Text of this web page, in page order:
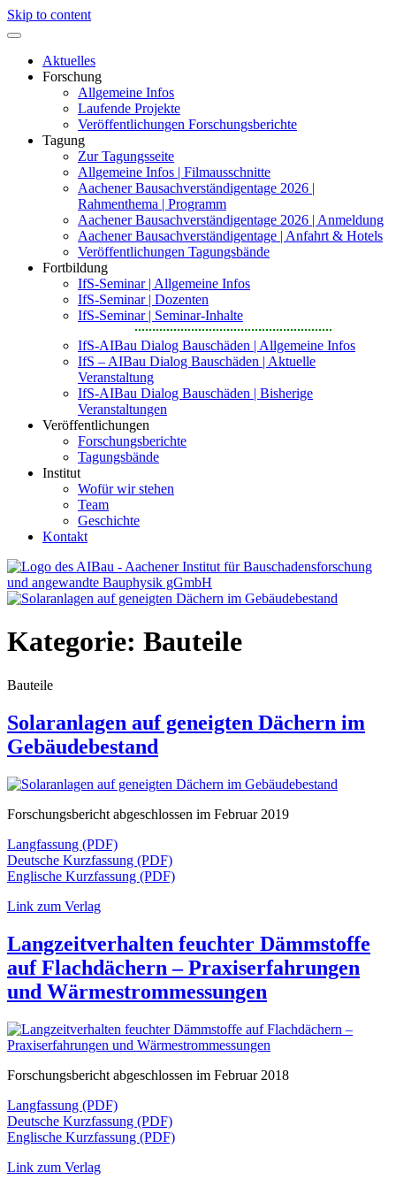
Skip to content
Aktuelles
Forschung
Allgemeine Infos
Laufende Projekte
Veröffentlichungen Forschungsberichte
Tagung
Zur Tagungsseite
Allgemeine Infos | Filmausschnitte
Aachener Bausachverständigentage 2026 |
Rahmenthema | Programm
Aachener Bausachverständigentage 2026 | Anmeldung
Aachener Bausachverständigentage | Anfahrt & Hotels
Veröffentlichungen Tagungsbände
Fortbildung
IfS-Seminar | Allgemeine Infos
IfS-Seminar | Dozenten
IfS-Seminar | Seminar-Inhalte
IfS-AIBau Dialog Bauschäden | Allgemeine Infos
IfS – AIBau Dialog Bauschäden | Aktuelle
Veranstaltung
IfS-AIBau Dialog Bauschäden | Bisherige
Veranstaltungen
Veröffentlichungen
Forschungsberichte
Tagungsbände
Institut
Wofür wir stehen
Team
Geschichte
Kontakt
angewandte Bauphysik
Kategorie: Bauteile
Bauteile
Solaranlagen auf geneigten Dächern im
Gebäudebestand
Forschungsbericht abgeschlossen im Februar 2019
Langfassung (PDF)
Deutsche Kurzfassung (PDF)
Englische Kurzfassung (PDF)
Link zum Verlag
Langzeitverhalten feuchter Dämmstoffe
auf Flachdächern – Praxiserfahrungen
und Wärmestrommessungen
Forschungsbericht abgeschlossen im Februar 2018
Langfassung (PDF)
Deutsche Kurzfassung (PDF)
Englische Kurzfassung (PDF)
Link zum Verlag